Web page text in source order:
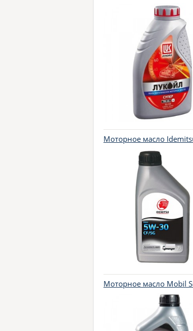
Моторное масло
Моторное масло Mobil